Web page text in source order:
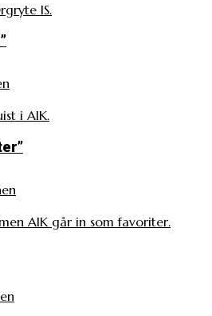
IS.
i AIK.
AIK går in som favoriter.